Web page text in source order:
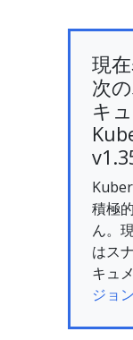
現
次
キ
積極
ん。
はス
キュ
ジョン